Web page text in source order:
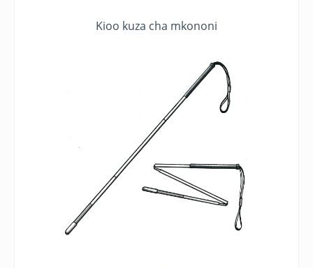
Kioo kuza cha mkononi